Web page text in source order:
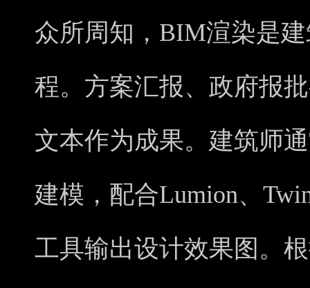
众所周知，BIM渲染是
程。方案汇报、政府报
文本作为成果。建筑师
建模，配合Lumion、
工具输出设计效果图。